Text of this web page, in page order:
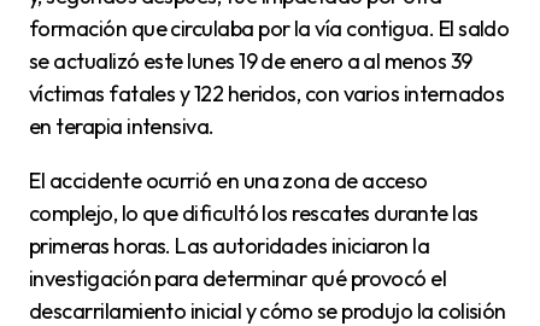
formación que circulaba por la vía contigua. El saldo
se actualizó este lunes 19 de enero a al menos 39
víctimas fatales y 122 heridos, con varios internados
en terapia intensiva.
El accidente ocurrió en una zona de acceso
complejo, lo que dificultó los rescates durante las
primeras horas. Las autoridades iniciaron la
investigación para determinar qué provocó el
descarrilamiento inicial y cómo se produjo la colisión